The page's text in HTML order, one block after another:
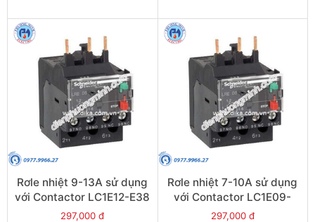
Rơle nhiệt 9-13A sử dụng
với Contactor LC1E12-E38
- Model LRE16
297,000 đ
Rơle nhiệt 7-10A sử dụng
với Contactor LC1E09-
E38 - Model LRE14
297,000 đ